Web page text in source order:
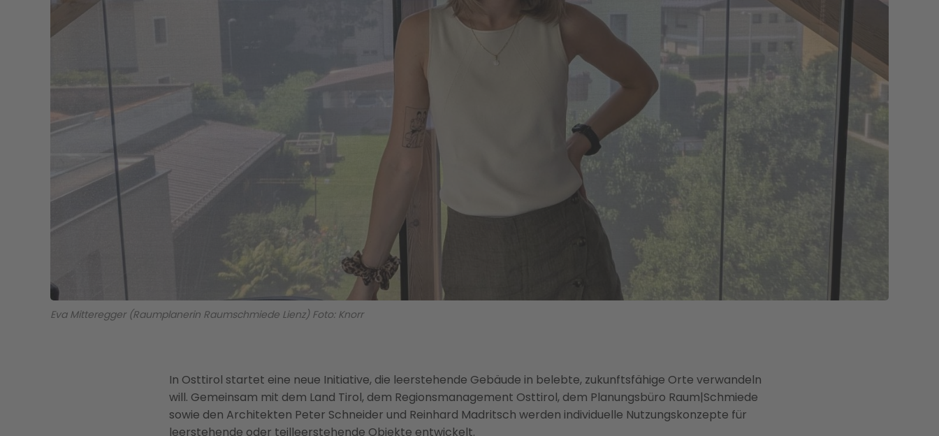
Eva Mitteregger (Raumplanerin Raumschmiede Lienz) Foto: Knorr
In Osttirol startet eine neue Initiative, die leerstehende Gebäude in belebte, zukunftsfähige Orte verwandeln
will. Gemeinsam mit dem Land Tirol, dem Regionsmanagement Osttirol, dem Planungsbüro Raum|Schmiede
sowie den Architekten Peter Schneider und Reinhard Madritsch werden individuelle Nutzungskonzepte für
leerstehende oder teilleerstehende Objekte entwickelt.